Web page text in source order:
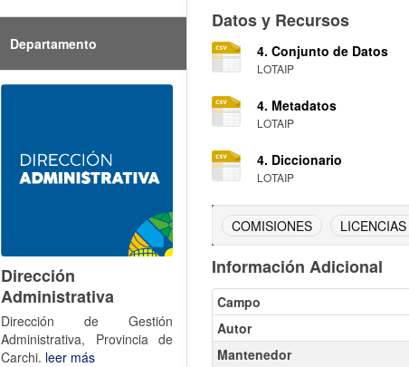
Datos y Recursos
4. Conjunto de Datos
LOTAIP
4. Metadatos
LOTAIP
4. Diccionario
LOTAIP
COMISIONES LICENCIAS
Información Adicional
Campo
Autor
Mantenedor
Departamento
Dirección
Administrativa
Dirección de Gestión
Administrativa, Provincia de
Carchi. leer más